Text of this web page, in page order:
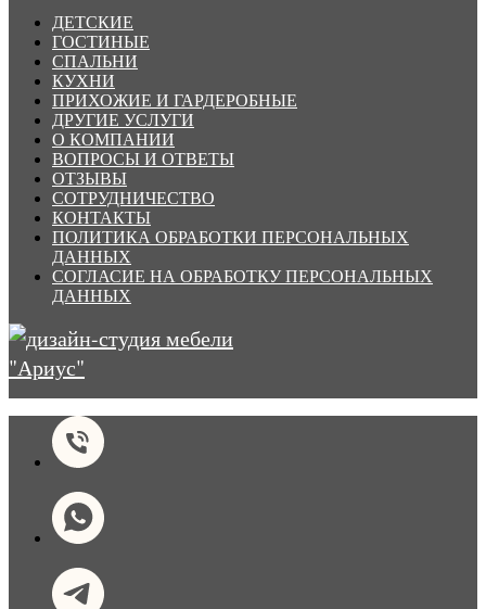
ДЕТСКИЕ
ГОСТИНЫЕ
СПАЛЬНИ
КУХНИ
ПРИХОЖИЕ И ГАРДЕРОБНЫЕ
ДРУГИЕ УСЛУГИ
О КОМПАНИИ
ВОПРОСЫ И ОТВЕТЫ
ОТЗЫВЫ
СОТРУДНИЧЕСТВО
КОНТАКТЫ
ПОЛИТИКА ОБРАБОТКИ ПЕРСОНАЛЬНЫХ
ДАННЫХ
СОГЛАСИЕ НА ОБРАБОТКУ ПЕРСОНАЛЬНЫХ
ДАННЫХ